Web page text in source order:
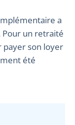
a
Pour un retraité
payer son loyer
été